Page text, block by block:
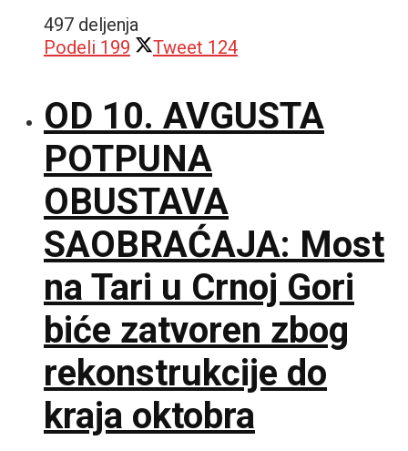
497 deljenja
Podeli 199 Tweet 124
OD 10. AVGUSTA
POTPUNA
OBUSTAVA
SAOBRAĆAJA: Most
na Tari u Crnoj Gori
biće zatvoren zbog
rekonstrukcije do
kraja oktobra